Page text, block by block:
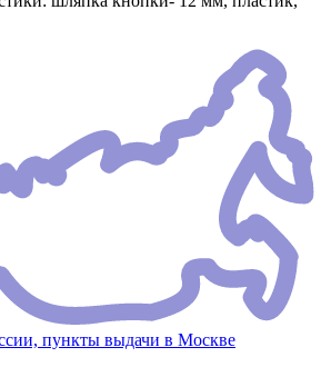
пункты выдачи в Москве